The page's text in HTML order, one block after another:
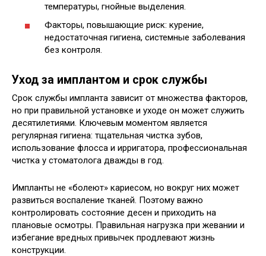
температуры, гнойные выделения.
Факторы, повышающие риск: курение,
недостаточная гигиена, системные заболевания
без контроля.
Уход за имплантом и срок службы
Срок службы импланта зависит от множества факторов,
но при правильной установке и уходе он может служить
десятилетиями. Ключевым моментом является
регулярная гигиена: тщательная чистка зубов,
использование флосса и ирригатора, профессиональная
чистка у стоматолога дважды в год.
Импланты не «болеют» кариесом, но вокруг них может
развиться воспаление тканей. Поэтому важно
контролировать состояние десен и приходить на
плановые осмотры. Правильная нагрузка при жевании и
избегание вредных привычек продлевают жизнь
конструкции.